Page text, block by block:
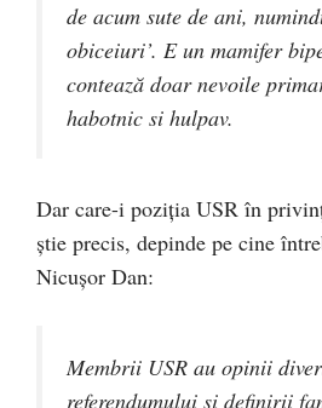
de acum sute de ani,
obiceiuri’. E un mamifer
contează doar nevoile
habotnic si hulpav.
Dar care-i poziția USR în
știe precis, depinde pe cine
Nicușor Dan:
Membrii USR au opinii
referendumului și definirii